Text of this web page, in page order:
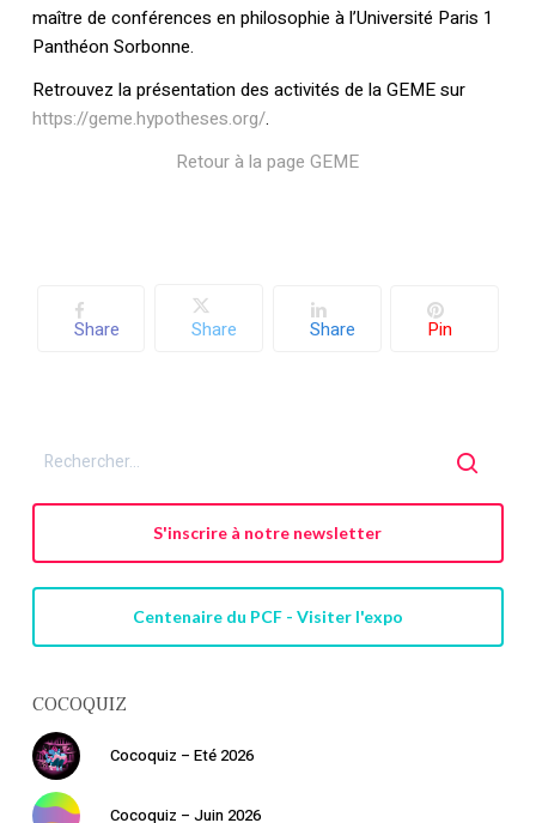
maître de conférences en philosophie à l’Université Paris 1
Panthéon Sorbonne.
Retrouvez la présentation des activités de la GEME sur
https://geme.hypotheses.org/.
Retour à la page GEME
Share Share Share Pin
S'inscrire à notre newsletter
Centenaire du PCF - Visiter l'expo
COCOQUIZ
Cocoquiz – Eté 2026
Cocoquiz – Juin 2026